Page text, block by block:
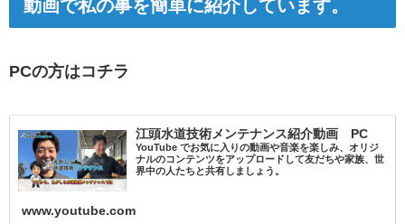
動画で私の事を簡単に紹介しています。
PCの方はコチラ
江頭水道技術メンテナンス紹介動画 PC
YouTube でお気に入りの動画や音楽を楽しみ、オリジ
ナルのコンテンツをアップロードして友だちや家族、世
界中の人たちと共有しましょう。
www.youtube.com